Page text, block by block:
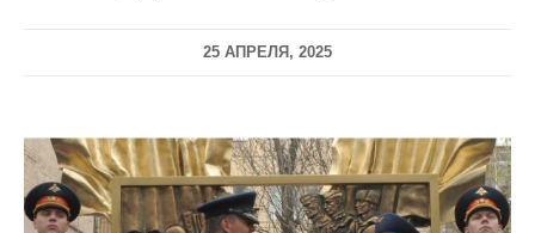
25 АПРЕЛЯ, 2025